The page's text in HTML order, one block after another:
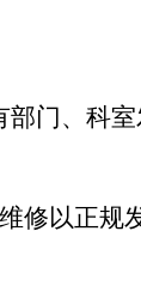
部门、科室
修以正规